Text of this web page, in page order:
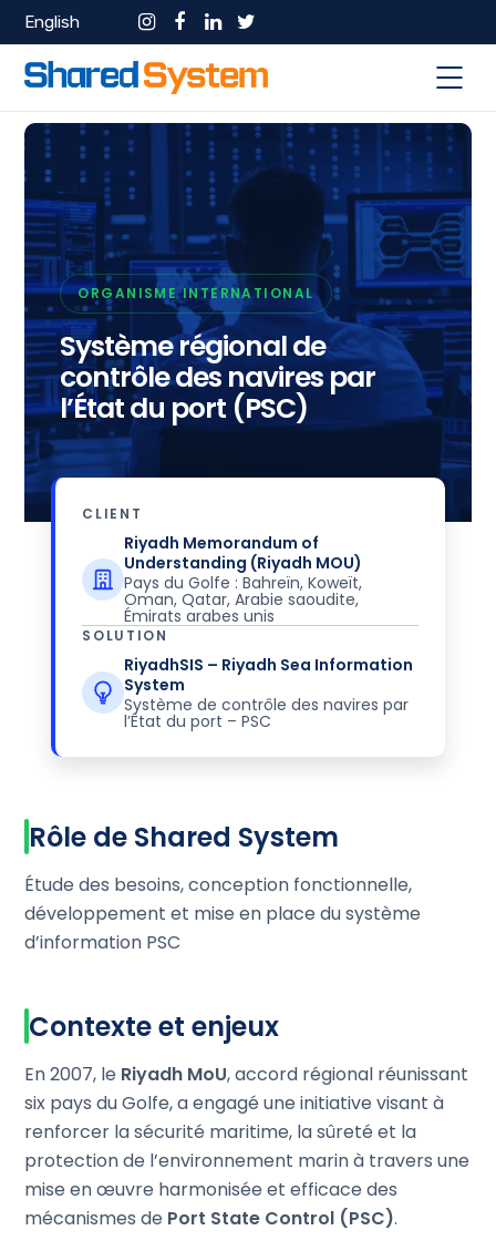
English
ORGANISME INTERNATIONAL
Système régional de
contrôle des navires par
l’État du port (PSC)
CLIENT
Riyadh Memorandum of
Understanding (Riyadh MOU)
Pays du Golfe : Bahreïn, Koweït,
Oman, Qatar, Arabie saoudite,
Émirats arabes unis
SOLUTION
RiyadhSIS – Riyadh Sea Information
System
Système de contrôle des navires par
l’État du port – PSC
Rôle de Shared System
Étude des besoins, conception fonctionnelle,
développement et mise en place du système
d’information PSC
Contexte et enjeux
En 2007, le Riyadh MoU, accord régional réunissant
six pays du Golfe, a engagé une initiative visant à
renforcer la sécurité maritime, la sûreté et la
protection de l’environnement marin à travers une
mise en œuvre harmonisée et efficace des
mécanismes de Port State Control (PSC).